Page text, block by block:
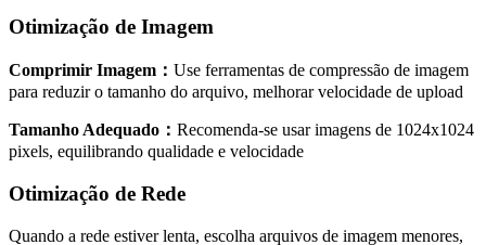
Otimização de Imagem
Comprimir Imagem ： Use ferramentas de compressão de imagem
para reduzir o tamanho do arquivo, melhorar velocidade de upload
Tamanho Adequado ： Recomenda-se usar imagens de 1024x1024
pixels, equilibrando qualidade e velocidade
Otimização de Rede
Quando a rede estiver lenta, escolha arquivos de imagem menores,